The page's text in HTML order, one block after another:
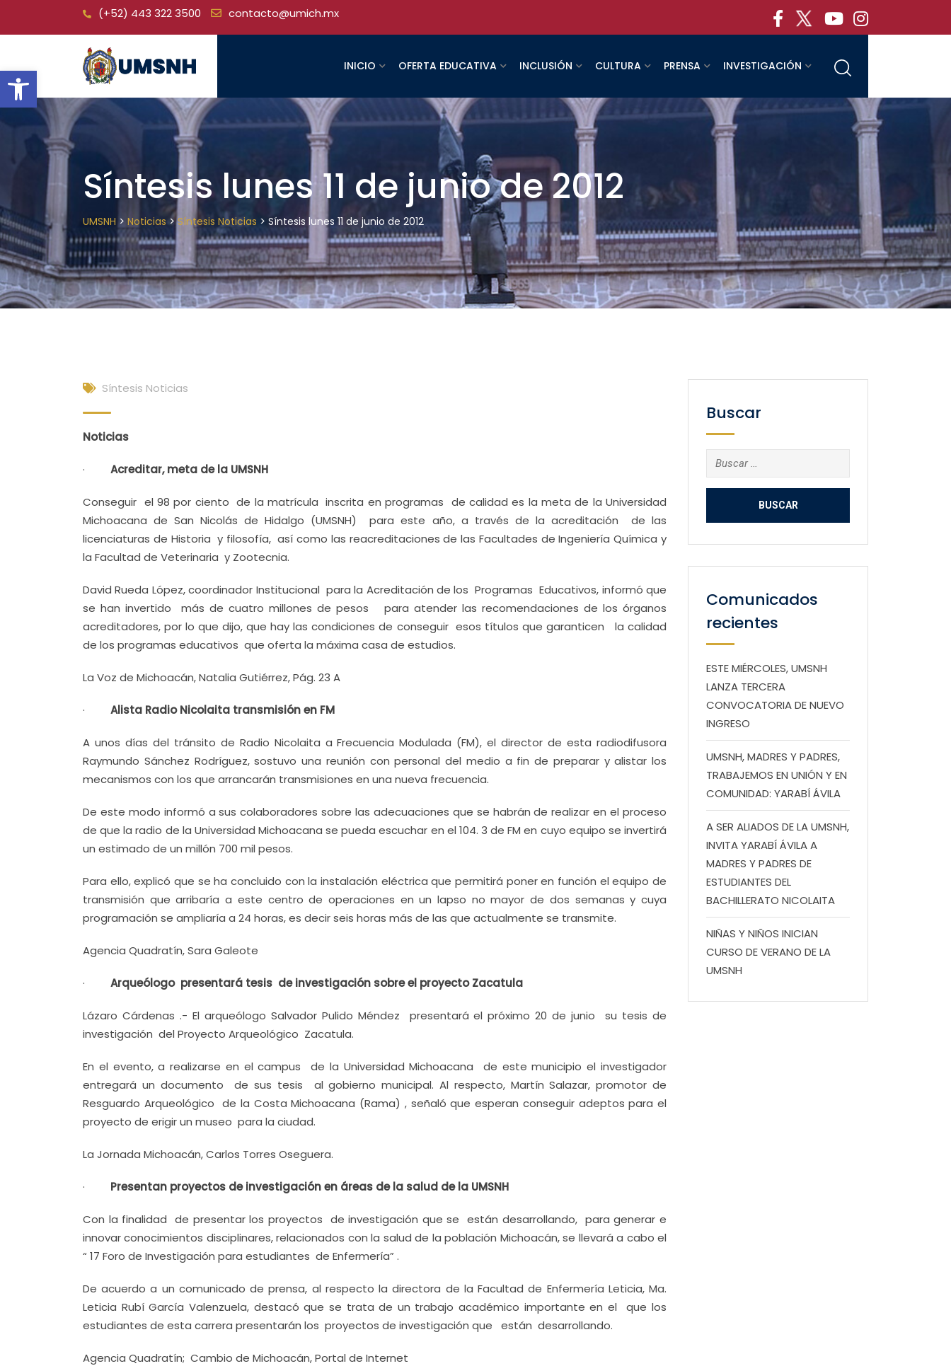
Open toolbar
(+52) 443 322 3500 contacto@umich.mx
INICIO OFERTA EDUCATIVA INCLUSIÓN CULTURA PRENSA INVESTIGACIÓN
Síntesis lunes 11 de junio de 2012
UMSNH > Noticias>Síntesis Noticias > Síntesis lunes 11 de junio de 2012
Síntesis Noticias
Noticias
· Acreditar, meta de la UMSNH
Conseguir el 98 por ciento de la matrícula inscrita en programas de calidad es la meta de la Universidad
Michoacana de San Nicolás de Hidalgo (UMSNH) para este año, a través de la acreditación de las
licenciaturas de Historia y filosofía, así como las reacreditaciones de las Facultades de Ingeniería Química y
la Facultad de Veterinaria y Zootecnia.
David Rueda López, coordinador Institucional para la Acreditación de los Programas Educativos, informó que
se han invertido más de cuatro millones de pesos para atender las recomendaciones de los órganos
acreditadores, por lo que dijo, que hay las condiciones de conseguir esos títulos que garanticen la calidad
de los programas educativos que oferta la máxima casa de estudios.
La Voz de Michoacán, Natalia Gutiérrez, Pág. 23 A
· Alista Radio Nicolaita transmisión en FM
A unos días del tránsito de Radio Nicolaita a Frecuencia Modulada (FM), el director de esta radiodifusora
Raymundo Sánchez Rodríguez, sostuvo una reunión con personal del medio a fin de preparar y alistar los
mecanismos con los que arrancarán transmisiones en una nueva frecuencia.
De este modo informó a sus colaboradores sobre las adecuaciones que se habrán de realizar en el proceso
de que la radio de la Universidad Michoacana se pueda escuchar en el 104. 3 de FM en cuyo equipo se invertirá
un estimado de un millón 700 mil pesos.
Para ello, explicó que se ha concluido con la instalación eléctrica que permitirá poner en función el equipo de
transmisión que arribaría a este centro de operaciones en un lapso no mayor de dos semanas y cuya
programación se ampliaría a 24 horas, es decir seis horas más de las que actualmente se transmite.
Agencia Quadratín, Sara Galeote
· Arqueólogo presentará tesis de investigación sobre el proyecto Zacatula
Lázaro Cárdenas .- El arqueólogo Salvador Pulido Méndez presentará el próximo 20 de junio su tesis de
investigación del Proyecto Arqueológico Zacatula.
En el evento, a realizarse en el campus de la Universidad Michoacana de este municipio el investigador
entregará un documento de sus tesis al gobierno municipal. Al respecto, Martín Salazar, promotor de
Resguardo Arqueológico de la Costa Michoacana (Rama) , señaló que esperan conseguir adeptos para el
proyecto de erigir un museo para la ciudad.
La Jornada Michoacán, Carlos Torres Oseguera.
· Presentan proyectos de investigación en áreas de la salud de la UMSNH
Con la finalidad de presentar los proyectos de investigación que se están desarrollando, para generar e
innovar conocimientos disciplinares, relacionados con la salud de la población Michoacán, se llevará a cabo el
“ 17 Foro de Investigación para estudiantes de Enfermería” .
De acuerdo a un comunicado de prensa, al respecto la directora de la Facultad de Enfermería Leticia, Ma.
Leticia Rubí García Valenzuela, destacó que se trata de un trabajo académico importante en el que los
estudiantes de esta carrera presentarán los proyectos de investigación que están desarrollando.
Agencia Quadratín; Cambio de Michoacán, Portal de Internet
Buscar
Buscar:
Comunicados
recientes
ESTE MIÉRCOLES, UMSNH
LANZA TERCERA
CONVOCATORIA DE NUEVO
INGRESO
UMSNH, MADRES Y PADRES,
TRABAJEMOS EN UNIÓN Y EN
COMUNIDAD: YARABÍ ÁVILA
A SER ALIADOS DE LA UMSNH,
INVITA YARABÍ ÁVILA A
MADRES Y PADRES DE
ESTUDIANTES DEL
BACHILLERATO NICOLAITA
NIÑAS Y NIÑOS INICIAN
CURSO DE VERANO DE LA
UMSNH